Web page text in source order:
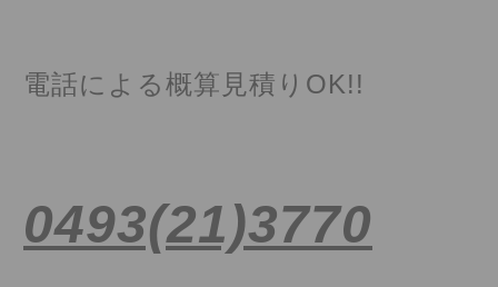
電話による概算見積りOK!!
0493(21)3770